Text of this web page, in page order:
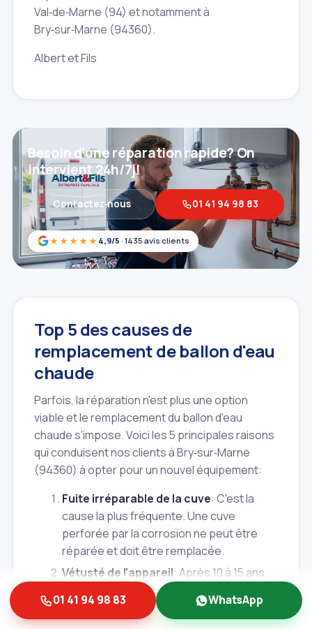
Val‑de‑Marne (94) et notamment à
Bry‑sur‑Marne (94360).
Albert et Fils
★★★★★ 4,9/5 · 1435 avis clients
Besoin d'une réparation rapide? On
intervient 24h/7j!
Contactez‑nous 01 41 94 98 83
Top 5 des causes de
remplacement de ballon d'eau
chaude
Parfois, la réparation n'est plus une option
viable et le remplacement du ballon d'eau
chaude s'impose. Voici les 5 principales raisons
qui conduisent nos clients à Bry‑sur‑Marne
(94360) à opter pour un nouvel équipement:
Fuite irréparable de la cuve: C'est la
cause la plus fréquente. Une cuve
perforée par la corrosion ne peut être
réparée et doit être remplacée.
Vétusté de l'appareil: Après 10 à 15 ans,
un chauffe‑eau perd en efficacité et les
pannes se multiplient. Un remplacement
devient plus économique à long terme.
01 41 94 98 83 WhatsApp